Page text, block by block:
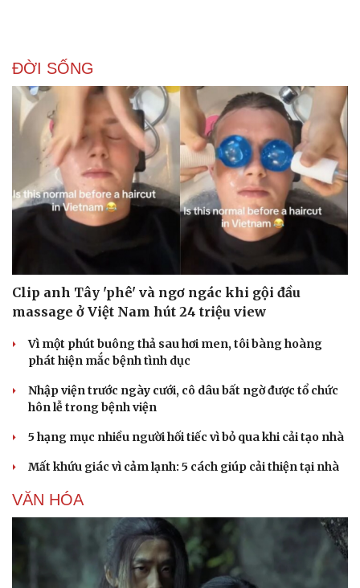
Văn hóa
Sân khấu - Điện ảnh
Văn học
Âm nhạc
Di sản
Giải trí
Nghệ sĩ
Thời trang
Sao Việt
ĐỜI SỐNG
Clip anh Tây 'phê' và ngơ ngác khi gội đầu
massage ở Việt Nam hút 24 triệu view
Vì một phút buông thả sau hơi men, tôi bàng hoàng
phát hiện mắc bệnh tình dục
Nhập viện trước ngày cưới, cô dâu bất ngờ được tổ chức
hôn lễ trong bệnh viện
5 hạng mục nhiều người hối tiếc vì bỏ qua khi cải tạo nhà
Mất khứu giác vì cảm lạnh: 5 cách giúp cải thiện tại nhà
VĂN HÓA